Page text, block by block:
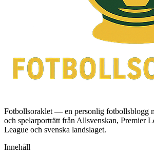
Fotbollsoraklet — en personlig fotbollsblogg
och spelarporträtt från Allsvenskan, Premier
League och svenska landslaget.
Innehåll